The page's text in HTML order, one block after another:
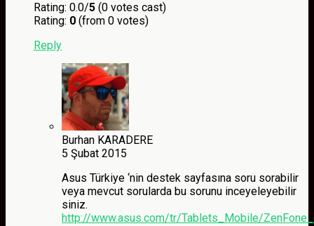
Rating: 0.0/5 (0 votes cast)
Rating: 0 (from 0 votes)
Reply
Burhan KARADERE
5 Şubat 2015
Asus Türkiye ‘nin destek sayfasına soru sorabilir
veya mevcut sorularda bu sorunu inceyeleyebilir
siniz.
http://www.asus.com/tr/Tablets_Mobile/